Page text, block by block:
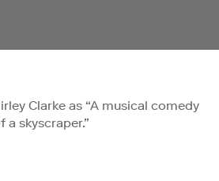
Clarke as “A musical comedy
skyscraper.”